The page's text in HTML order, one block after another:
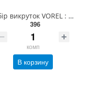
Набір викруток VOREL : SL, PH, Cr-V, 8 шт [6/24] 60782
396
комп
В корзину